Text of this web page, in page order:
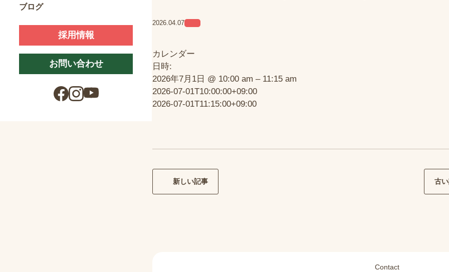
ブログ
採用情報
お問い合わせ
2026.04.07
カレンダー
日時:
2026年7月1日 @ 10:00 am – 11:15 am
2026-07-01T10:00:00+09:00
2026-07-01T11:15:00+09:00
新しい記事 古
Contact